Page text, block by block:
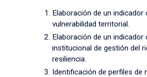
Elaboración de un indicador
vulnerabilidad territorial.
Elaboración de un indicador
institucional de gestión del
resiliencia.
Identificación de perfiles de